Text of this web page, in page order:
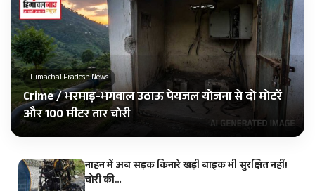
Himachal Pradesh News
Crime / भरमाड़-भगवाल उठाऊ पेयजल योजना से दो मोटरें
और 100 मीटर तार चोरी
नाहन में अब सड़क किनारे खड़ी बाइक भी सुरक्षित नहीं!
चोरी की…